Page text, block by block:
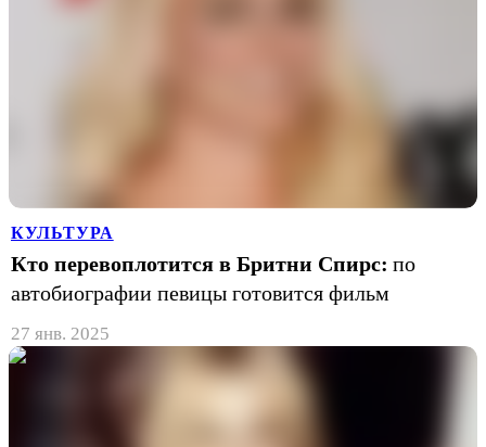
КУЛЬТУРА
Кто перевоплотится в Бритни Спирс: по
автобиографии певицы готовится фильм
27 янв. 2025